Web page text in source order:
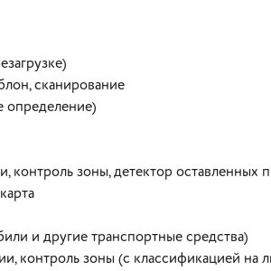
сканирование
определение)
зоны, детектор оставленных
и другие транспортные средства)
контроль зоны (с классификацией на